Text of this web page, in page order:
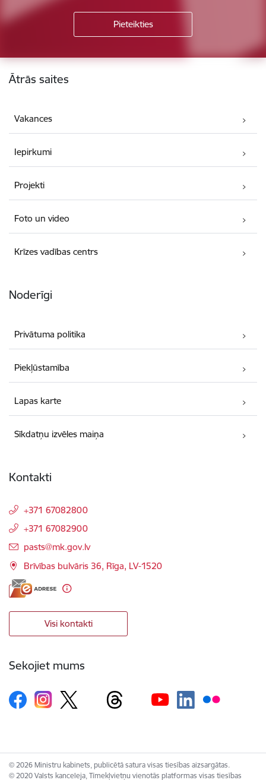
Kājene
Ātrās saites
Vakances
Iepirkumi
Projekti
Foto un video
Krīzes vadības centrs
Noderīgi
Privātuma politika
Piekļūstamība
Lapas karte
Sīkdatņu izvēles maiņa
Kontakti
+371 67082800
+371 67082900
E-pasts:
pasts@mk.gov.lv
Brīvības bulvāris 36, Rīga, LV-1520
Visi kontakti
Sekojiet mums
© 2026 Ministru kabinets, publicētā satura visas tiesības aizsargātas.
© 2020 Valsts kanceleja, Tīmekļvietņu vienotās platformas visas tiesības